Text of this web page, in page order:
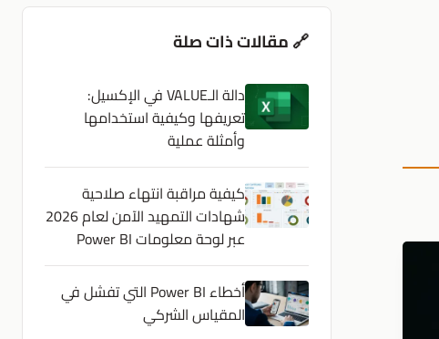
🔗 مقالات ذات صلة
دالة الـVALUE في الإكسيل:
تعريفها وكيفية استخدامها
وأمثلة عملية
كيفية مراقبة انتهاء صلاحية
شهادات التمهيد الآمن لعام 2026
عبر لوحة معلومات Power BI
أخطاء Power BI التي تفشل في
المقياس الشركي